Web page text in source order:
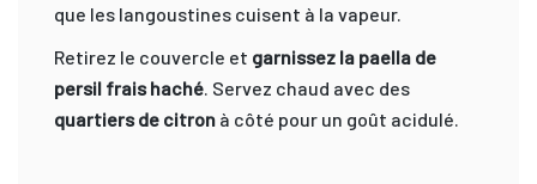
que les langoustines cuisent à la vapeur.
Retirez le couvercle et garnissez la paella de
persil frais haché . Servez chaud avec des
quartiers de citron à côté pour un goût acidulé.